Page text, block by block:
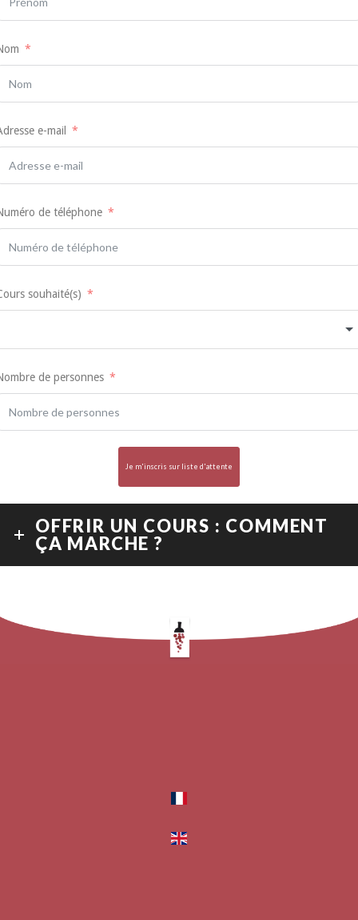
e-mail
de téléphone
souhaité(s)
de personnes
Je m'inscris sur liste d'attente
OFFRIR UN COURS : COMMENT
ÇA MARCHE ?